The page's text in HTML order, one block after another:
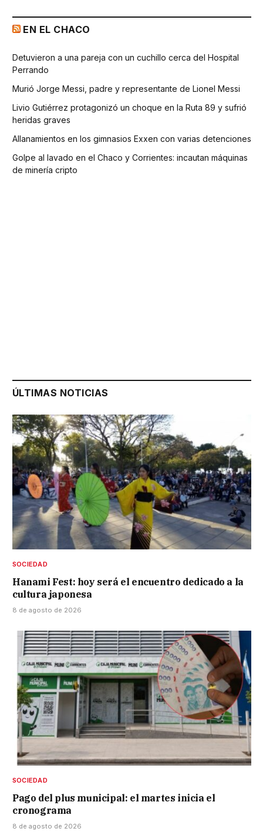
EN EL CHACO
Detuvieron a una pareja con un cuchillo cerca del Hospital
Perrando
Murió Jorge Messi, padre y representante de Lionel Messi
Livio Gutiérrez protagonizó un choque en la Ruta 89 y sufrió
heridas graves
Allanamientos en los gimnasios Exxen con varias detenciones
Golpe al lavado en el Chaco y Corrientes: incautan máquinas
de minería cripto
ÚLTIMAS NOTICIAS
SOCIEDAD
Hanami Fest: hoy será el encuentro dedicado a la
cultura japonesa
8 de agosto de 2026
SOCIEDAD
Pago del plus municipal: el martes inicia el
cronograma
8 de agosto de 2026